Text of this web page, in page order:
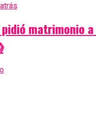
matrimonio a